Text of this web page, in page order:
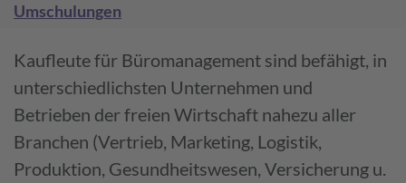
Umschulungen
Kaufleute für Büro­management sind befähigt, in
unterschied­lichsten Unternehmen und
Betrieben der freien Wirtschaft nahezu aller
Branchen (Vertrieb, Marketing, Logistik,
Produktion, Gesundheits­wesen, Versicherung u.